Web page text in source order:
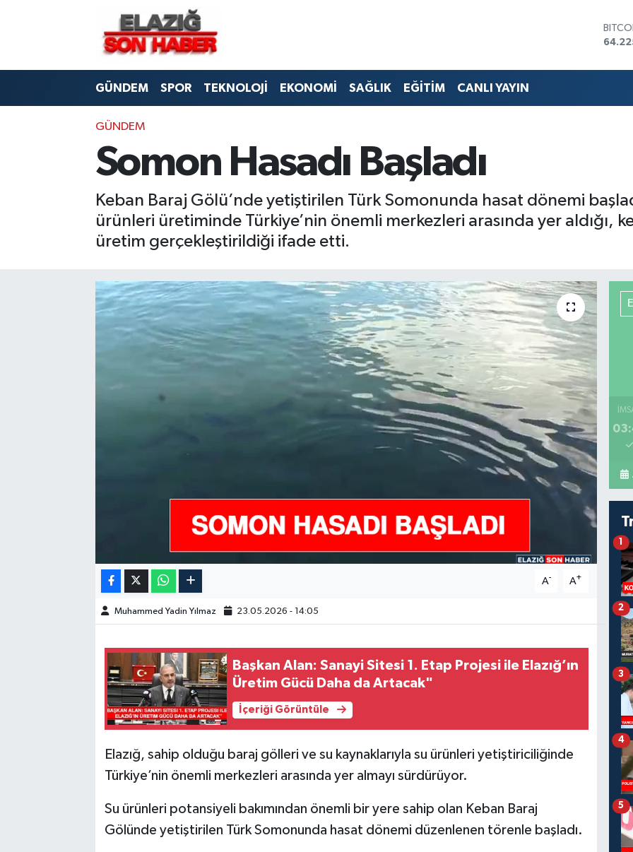
GÜNDEM SPOR TEKNOLOJİ EKONOMİ SAĞLIK EĞİTİM CANLI YAYIN
GÜNDEM
Somon Hasadı Başladı
Keban Baraj Gölü’nde yetiştirilen Türk Somonunda hasat dönemi
ürünleri üretiminde Türkiye’nin önemli merkezleri arasında yer aldığı,
üretim gerçekleştirildiği ifade etti.
A- A+
Muhammed Yadin Yılmaz 23.05.2026 - 14:05
Başkan Alan: Sanayi Sitesi 1. Etap Projesi ile Elazığ’ın
Üretim Gücü Daha da Artacak"
İçeriği Görüntüle
Elazığ, sahip olduğu baraj gölleri ve su kaynaklarıyla su ürünleri yetiştiriciliğinde
Türkiye’nin önemli merkezleri arasında yer almayı sürdürüyor.
Su ürünleri potansiyeli bakımından önemli bir yere sahip olan Keban Baraj
Gölünde yetiştirilen Türk Somonunda hasat dönemi düzenlenen törenle başladı.
1
2
3
4
5
CANLI YAYIN
BİLİM VE TEKNOLOJİ
Merkez Hava Durumu
Merkez Trafik Yoğunluk Haritası
Süper Lig Puan Durumu ve Fikstür
Tüm Manşetler
Son Dakika Haberleri
Haber Arşivi